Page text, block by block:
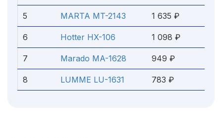
5 MARTA MT-2143 1 635 ₽
6 Hotter HX-106 1 098 ₽
7 Marado MA-1628 949 ₽
8 LUMME LU-1631 783 ₽